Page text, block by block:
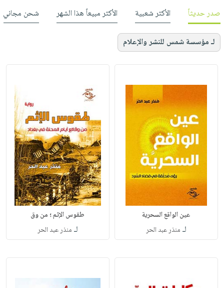
صدر حديثاً الأكثر شعبية الأكثر مبيعاً هذا الشهر شحن مجاني
لـ مؤسسة شمس للنشر والإعلام
عين الواقع السحرية
لـ منذر عبد الحر
طقوس الإثم ؛ من وق
لـ منذر عبد الحر